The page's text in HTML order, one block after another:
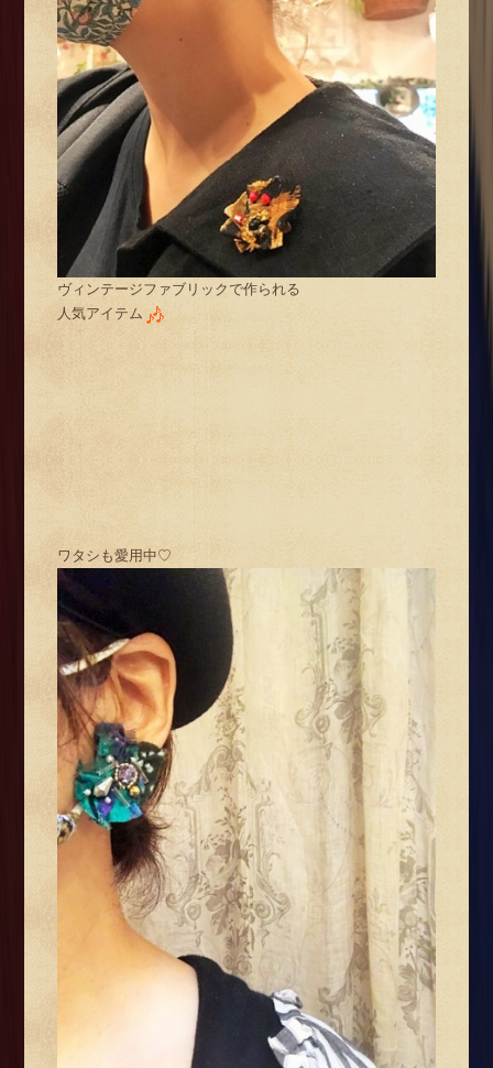
ヴィンテージファブリックで作られる
人気アイテム
ワタシも愛用中♡